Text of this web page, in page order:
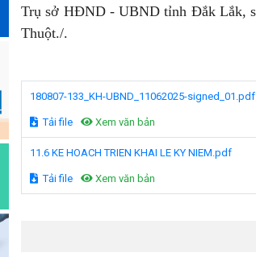
Trụ sở HĐND - UBND tỉnh Đắk Lắk,
Thuột./.
180807-133_KH-UBND_11062025-signed_01.pdf
Tải file Xem văn bản
11.6 KE HOACH TRIEN KHAI LE KY NIEM.pdf
Tải file Xem văn bản